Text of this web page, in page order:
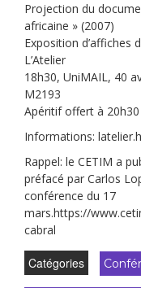
Projection du
africaine » (2007)
Exposition d’affiches
L’Atelier
18h30, UniMAIL, 40
M2193
Apéritif offert à 20h30
Informations:
Rappel: le CETIM a
préfacé par Carlos
conférence du 17
mars.https://
cabral
Catégories